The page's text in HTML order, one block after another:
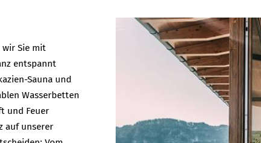
wir Sie mit
entspannt
Sauna und
Wasserbetten
und Feuer
auf unserer